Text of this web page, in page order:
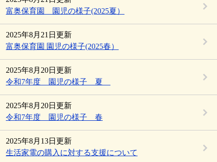
富奥保育園 園児の様子(2025夏）
2025年8月21日更新
富奥保育園 園児の様子(2025春）
2025年8月20日更新
令和7年度 園児の様子 夏
2025年8月20日更新
令和7年度 園児の様子 春
2025年8月13日更新
生活家電の購入に対する支援について